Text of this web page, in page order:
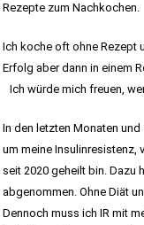
Rezepte zum Nachkochen.
Ich koche oft ohne Rezept
Erfolg aber dann in einem
Ich würde mich freuen,
In den letzten Monaten
um meine Insulinresistenz,
seit 2020 geheilt bin. Dazu
abgenommen. Ohne Diät
Dennoch muss ich IR mit